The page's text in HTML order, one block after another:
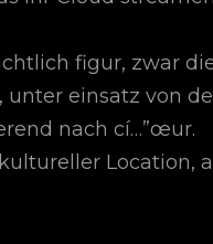
figur, zwar
einsatz von
nach cí…”œur.
Location,